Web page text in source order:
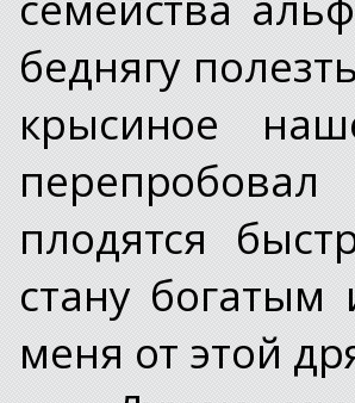
беднягу
крысиное
плодятся
стану
меня от этой